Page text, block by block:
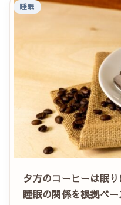
睡眠
夕方のコーヒーは眠
睡眠の関係を根拠ベ